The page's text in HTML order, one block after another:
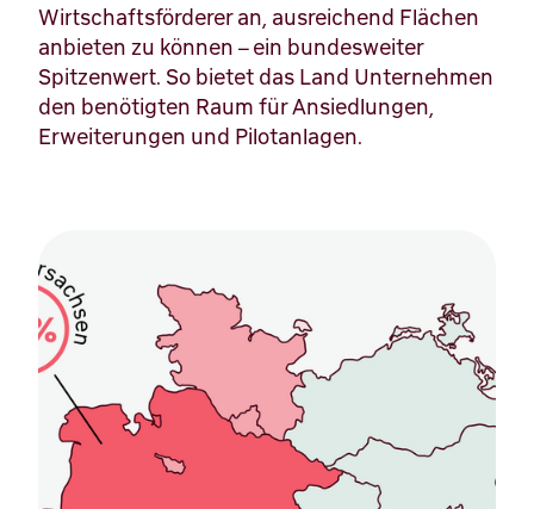
Wirtschaftsförderer an, ausreichend Flächen
anbieten zu können – ein bundesweiter
Spitzenwert. So bietet das Land Unternehmen
den benötigten Raum für Ansiedlungen,
Erweiterungen und Pilotanlagen.